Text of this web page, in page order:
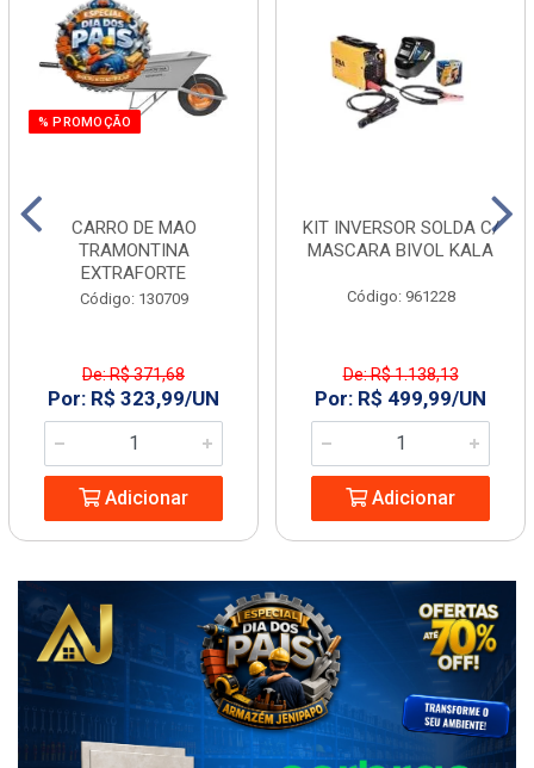
% PROMOÇÃO
CARRO DE MAO
TRAMONTINA
EXTRAFORTE
Código: 130709
De: R$ 371,68
Por: R$ 323,99/UN
Adicionar
KIT INVERSOR SOLDA C/
MASCARA BIVOL KALA
Código: 961228
De: R$ 1.138,13
Por: R$ 499,99/UN
Adicionar